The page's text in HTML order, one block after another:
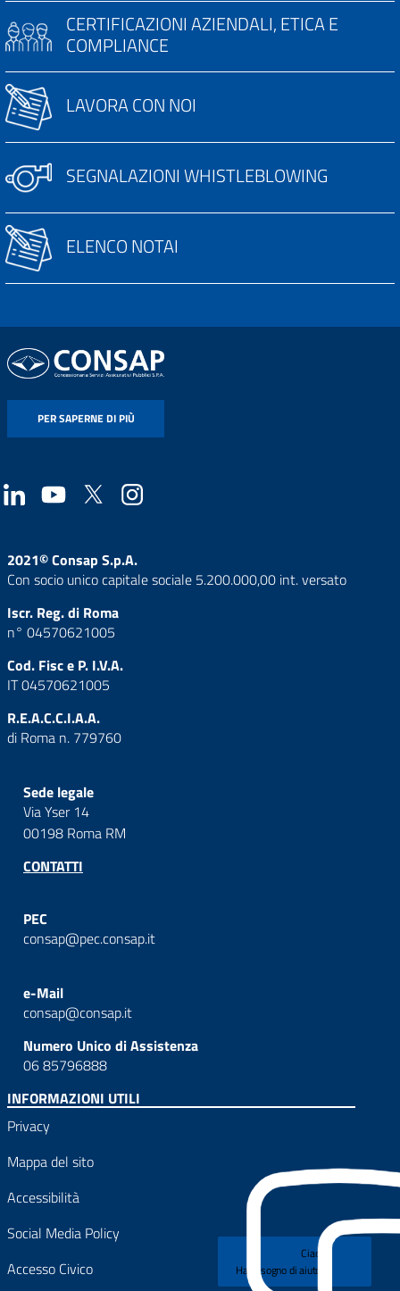
CERTIFICAZIONI AZIENDALI, ETICA E
COMPLIANCE
LAVORA CON NOI
SEGNALAZIONI WHISTLEBLOWING
ELENCO NOTAI
PER SAPERNE DI PIÙ
2021© Consap S.p.A.
Con socio unico capitale sociale 5.200.000,00 int. versato
Iscr. Reg. di Roma
n° 04570621005
Cod. Fisc e P. I.V.A.
IT 04570621005
R.E.A.C.C.I.A.A.
di Roma n. 779760
Sede legale
Via Yser 14
00198 Roma RM
CONTATTI
PEC
consap@pec.consap.it
e-Mail
consap@consap.it
Numero Unico di Assistenza
06 85796888
INFORMAZIONI UTILI
Privacy
Mappa del sito
Accessibilità
Social Media Policy
Accesso Civico
Ciao!
Hai bisogno di aiuto?